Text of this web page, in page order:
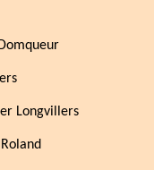
Longvillers